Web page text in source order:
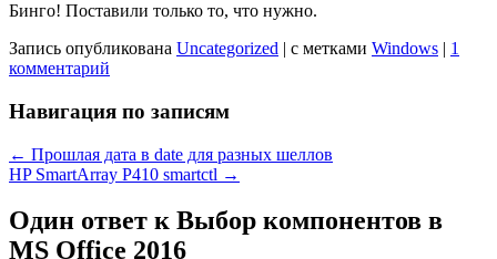
Бинго! Поставили только то, что нужно.
Запись опубликована Uncategorized | с метками Windows | 1
комментарий
Навигация по записям
← Прошлая дата в date для разных шеллов
HP SmartArray P410 smartctl →
Один ответ к Выбор компонентов в
MS Office 2016